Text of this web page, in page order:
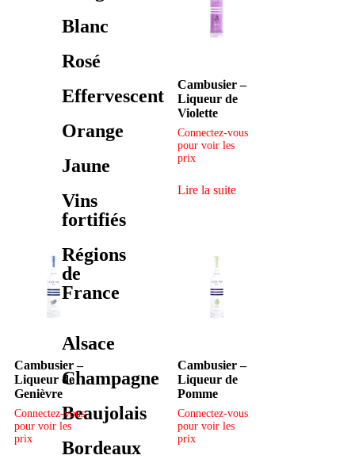
Blanc
Rosé
Effervescent
Orange
Jaune
Vins
fortifiés
Régions
de
France
Alsace
Champagne
Beaujolais
Bordeaux
Cambusier –
Liqueur de
Violette
Connectez-vous
pour voir les
prix
Lire la suite
Cambusier –
Liqueur de
Genièvre
Connectez-vous
pour voir les
prix
Cambusier –
Liqueur de
Pomme
Connectez-vous
pour voir les
prix